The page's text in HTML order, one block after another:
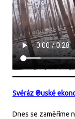
Svéráz ®uské
Dnes se zaměříme